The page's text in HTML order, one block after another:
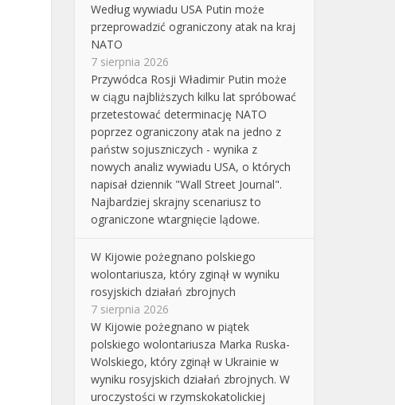
Według wywiadu USA Putin może
przeprowadzić ograniczony atak na kraj
NATO
7 sierpnia 2026
Przywódca Rosji Władimir Putin może
w ciągu najbliższych kilku lat spróbować
przetestować determinację NATO
poprzez ograniczony atak na jedno z
państw sojuszniczych - wynika z
nowych analiz wywiadu USA, o których
napisał dziennik "Wall Street Journal".
Najbardziej skrajny scenariusz to
ograniczone wtargnięcie lądowe.
W Kijowie pożegnano polskiego
wolontariusza, który zginął w wyniku
rosyjskich działań zbrojnych
7 sierpnia 2026
W Kijowie pożegnano w piątek
polskiego wolontariusza Marka Ruska-
Wolskiego, który zginął w Ukrainie w
wyniku rosyjskich działań zbrojnych. W
uroczystości w rzymskokatolickiej